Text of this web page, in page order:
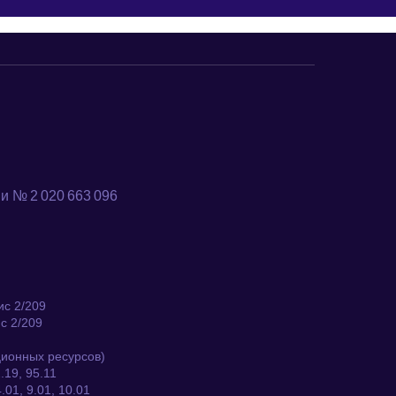
№ 2 020 663 096
2/209
2/209
ресурсов)
95.11
9.01, 10.01